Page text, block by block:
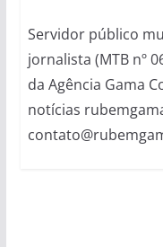
Servidor público
jornalista (MTB nº
da Agência Gama
notícias